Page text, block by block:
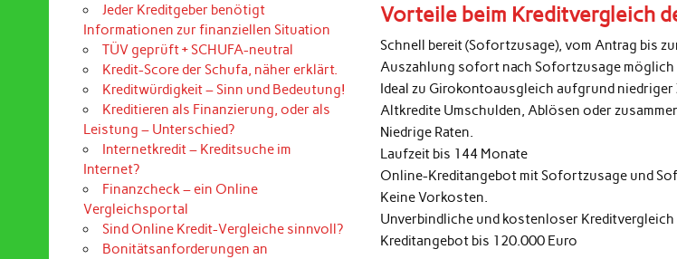
Vorteile beim Kreditvergleich
Schnell bereit (Sofortzusage), vom Antrag bis
Auszahlung sofort nach Sofortzusage möglich
Ideal zu Girokontoausgleich aufgrund niedriger
Altkredite Umschulden, Ablösen oder
Niedrige Raten.
Laufzeit bis 144 Monate
Online-Kreditangebot mit Sofortzusage und
Keine Vorkosten.
Unverbindliche und kostenloser
Kreditangebot bis 120.000 Euro
Jeder Kreditgeber benötigt
Informationen zur finanziellen Situation
TÜV geprüft + SCHUFA-neutral
Kredit-Score der Schufa, näher erklärt.
Kreditwürdigkeit – Sinn und Bedeutung!
Kreditieren als Finanzierung, oder als
Leistung – Unterschied?
Internetkredit – Kreditsuche im
Internet?
Finanzcheck – ein Online
Vergleichsportal
Sind Online Kredit-Vergleiche sinnvoll?
Bonitätsanforderungen an